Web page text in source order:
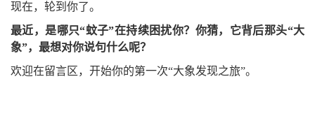
现在，轮到你了。
最近，是哪只“蚊子”在持续困扰你？你猜，它背后那头“大
象”，最想对你说句什么呢？
欢迎在留言区，开始你的第一次“大象发现之旅”。